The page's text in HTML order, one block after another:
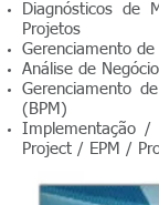
Diagnósticos de
Projetos
Gerenciamento de
Análise de
Gerenciamento
(BPM)
Implementação /
Project / EPM /